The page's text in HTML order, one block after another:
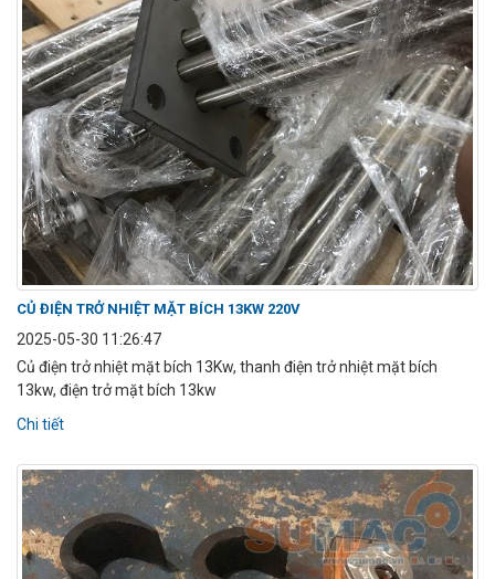
CỦ ĐIỆN TRỞ NHIỆT MẶT BÍCH 13KW 220V
2025-05-30 11:26:47
Củ điện trở nhiệt mặt bích 13Kw, thanh điện trở nhiệt mặt bích
13kw, điện trở mặt bích 13kw
Chi tiết